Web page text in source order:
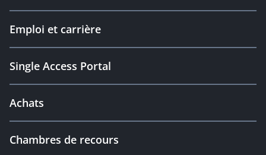
Emploi et carrière
Single Access Portal
Achats
Chambres de recours